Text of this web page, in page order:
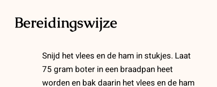
Bereidingswijze
Snijd het vlees en de ham in stukjes. Laat
75 gram boter in een braadpan heet
worden en bak daarin het vlees en de ham